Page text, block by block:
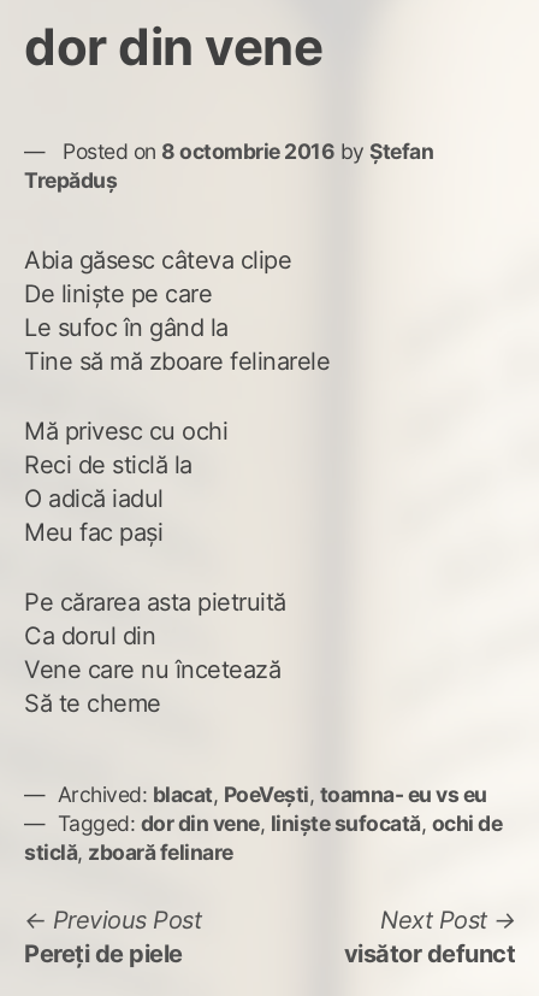
dor din vene
Posted on 8 octombrie 2016 by Ștefan
Trepăduș
Abia găsesc câteva clipe
De liniște pe care
Le sufoc în gând la
Tine să mă zboare felinarele
Mă privesc cu ochi
Reci de sticlă la
O adică iadul
Meu fac pași
Pe cărarea asta pietruită
Ca dorul din
Vene care nu încetează
Să te cheme
Archived: blacat, PoeVești, toamna- eu vs eu
Tagged: dor din vene, liniște sufocată, ochi de
sticlă, zboară felinare
Navigare
în
Previous PostPrevious
Pereți de piele
Next Post
visător defunct